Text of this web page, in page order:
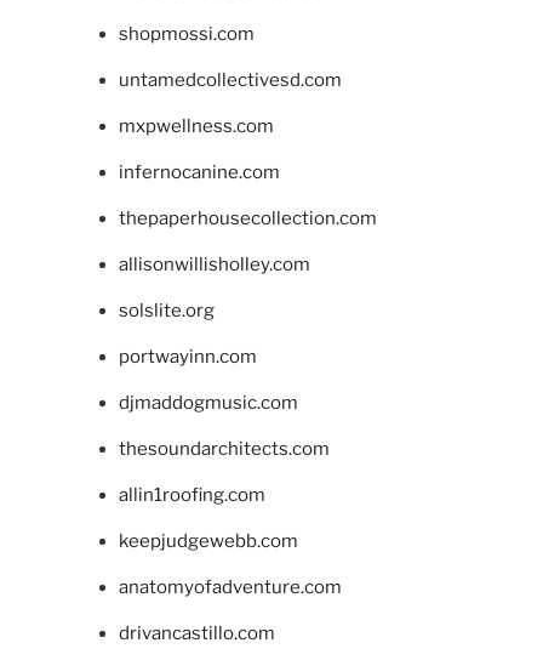
shopmossi.com
untamedcollectivesd.com
mxpwellness.com
infernocanine.com
thepaperhousecollection.com
allisonwillisholley.com
solslite.org
portwayinn.com
djmaddogmusic.com
thesoundarchitects.com
allin1roofing.com
keepjudgewebb.com
anatomyofadventure.com
drivancastillo.com